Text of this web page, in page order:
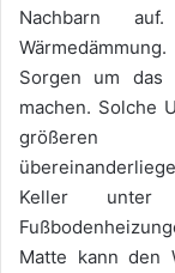
Nachbarn
Sorgen um das
machen. Solche
größeren
Keller unter
Matte kann den